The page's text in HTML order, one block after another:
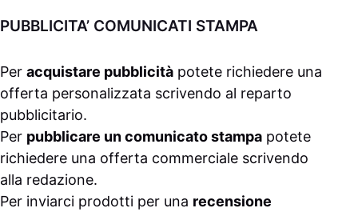
PUBBLICITA’ COMUNICATI STAMPA
Per acquistare pubblicità potete richiedere una
offerta personalizzata scrivendo al reparto
pubblicitario.
Per pubblicare un comunicato stampa potete
richiedere una offerta commerciale scrivendo
alla redazione.
Per inviarci prodotti per una recensione